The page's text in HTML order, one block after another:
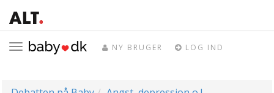
Toggle
NY BRUGER LOG IND